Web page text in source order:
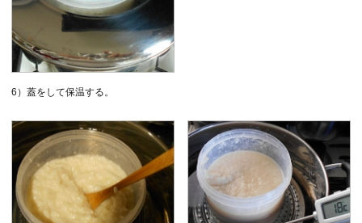
6）蓋をして保温する。